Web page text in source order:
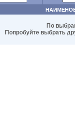
По
Попробуйте выбрать